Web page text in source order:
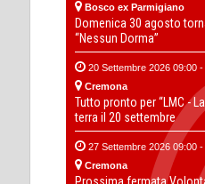
Bosco ex Parmigiano
Domenica 30 agosto
“Nessun Dorma”
20 Settembre 2026 09:00
Cremona
Tutto pronto per “LMC -
terra il 20 settembre
27 Settembre 2026 09:00
Cremona